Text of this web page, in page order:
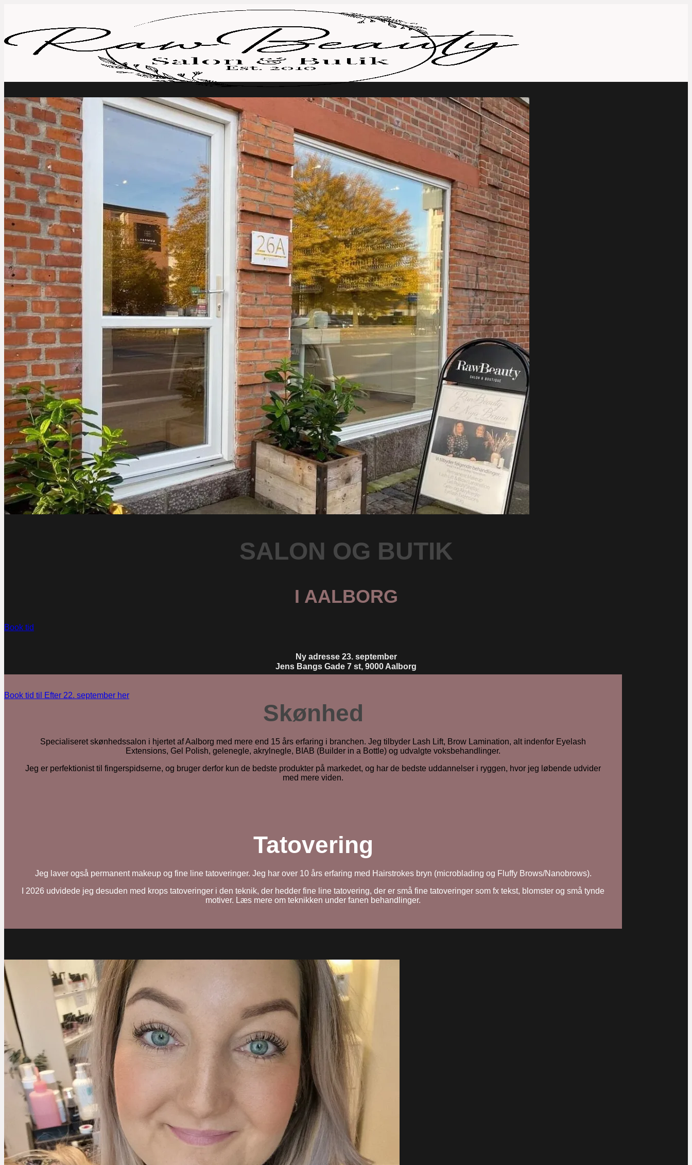
Book tid
Behandlinger
Permanent Makeup
Fineline tatoveringer
Lash Lift og Brow Lamination
Eyelash Extensions
Vipper og Bryn Styling
Negle
Galleri
Priser
Gavekort
Om mig
Kontakt
SALON OG BUTIK
I AALBORG
Book tid
Ny adresse 23. september
Jens Bangs Gade 7 st, 9000 Aalborg
Book tid til Efter 22. september her
Skønhed
Specialiseret skønhedssalon i hjertet af Aalborg med mere end 15 års erfaring i branchen. Jeg tilbyder Lash Lift, Brow Lamination, alt indenfor Eyelash
Extensions, Gel Polish, gelenegle, akrylnegle, BIAB (Builder in a Bottle) og udvalgte voksbehandlinger.
Jeg er perfektionist til fingerspidserne, og bruger derfor kun de bedste produkter på markedet, og har de bedste uddannelser i ryggen, hvor jeg løbende udvider
med mere viden.
Tatovering
Jeg laver også permanent makeup og fine line tatoveringer. Jeg har over 10 års erfaring med Hairstrokes bryn (microblading og Fluffy Brows/Nanobrows).
I 2026 udvidede jeg desuden med krops tatoveringer i den teknik, der hedder fine line tatovering, der er små fine tatoveringer som fx tekst, blomster og små tynde
motiver. Læs mere om teknikken under fanen behandlinger.